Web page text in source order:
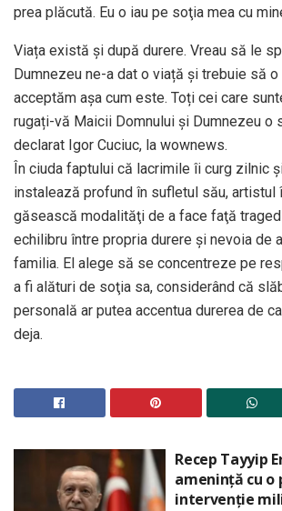
prea plăcută. Eu o iau pe soţia mea cu
Viața există și după durere. Vreau să le
Dumnezeu ne-a dat o viață și trebuie să
acceptăm așa cum este. Toți cei care
rugați-vă Maicii Domnului și Dumnezeu o
declarat Igor Cuciuc, la wownews.
În ciuda faptului că lacrimile îi curg zilnic
instalează profund în sufletul său, artistul
găsească modalităţi de a face faţă
echilibru între propria durere și nevoia de
familia. El alege să se concentreze pe
a fi alături de soţia sa, considerând că
personală ar putea accentua durerea de
deja.
Recep Tayyip
amenință cu o
intervenție